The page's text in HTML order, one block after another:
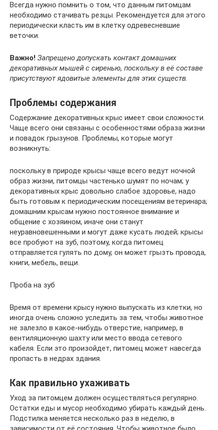
Всегда нужно помнить о том, что данным питомцам
необходимо стачивать резцы. Рекомендуется для этого
периодически класть им в клетку одревесневшие
веточки.
Важно! Запрещено допускать контакт домашних
декоративных мышей с сиренью, поскольку в её составе
присутствуют ядовитые элементы для этих существ.
Проблемы содержания
Содержание декоративных крыс имеет свои сложности.
Чаще всего они связаны с особенностями образа жизни
и повадок грызунов. Проблемы, которые могут
возникнуть:
поскольку в природе крысы чаще всего ведут ночной
образ жизни, питомцы частенько шумят по ночам; у
декоративных крыс довольно слабое здоровье, надо
быть готовым к периодическим посещениям ветеринара;
домашним крысам нужно постоянное внимание и
общение с хозяином, иначе они станут
неуравновешенными и могут даже кусать людей; крысы
все пробуют на зуб, поэтому, когда питомец
отправляется гулять по дому, он может грызть провода,
книги, мебель, вещи.
Проба на зуб
Время от времени крысу нужно выпускать из клетки, но
иногда очень сложно уследить за тем, чтобы животное
не залезло в какое-нибудь отверстие, например, в
вентиляционную шахту или место ввода сетевого
кабеля. Если это произойдет, питомец может навсегда
пропасть в недрах здания.
Как правильно ухаживать
Уход за питомцем должен осуществляться регулярно.
Остатки еды и мусор необходимо убирать каждый день.
Подстилка меняется несколько раз в неделю, в